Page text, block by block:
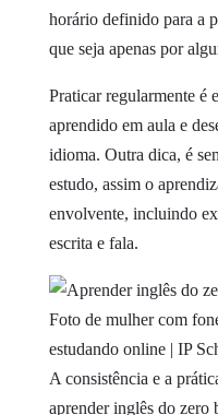
horário definido para a
que seja apenas por
Praticar regularmente é
aprendido em aula e
idioma. Outra dica, é
estudo, assim o
envolvente, incluindo
escrita e fala.
A consistência e a
aprender inglês do zero